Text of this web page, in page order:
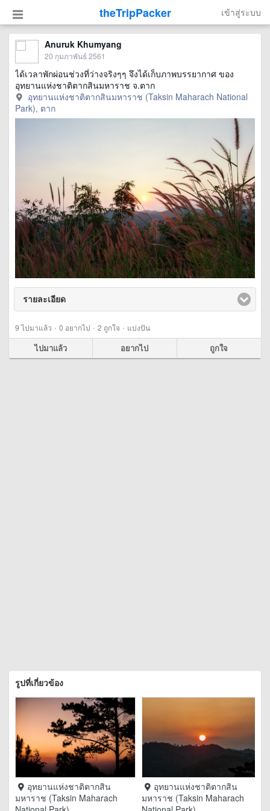
theTripPacker เข้าสู่ระบบ
Anuruk Khumyang
20 กุมภาพันธ์ 2561
ได้เวลาพักผ่อนช่วงที่ว่างจริงๆๆ จึงได้เก็บภาพบรรยากาศ ของ
อุทยานแห่งชาติตากสินมหาราช จ.ตาก
อุทยานแห่งชาติตากสินมหาราช (Taksin Maharach National
Park), ตาก
รายละเอียด
9ไปมาแล้ว · 0 อยากไป · 2 ถูกใจ · แบ่งปัน
ไปมาแล้ว อยากไป ถูกใจ
รูปที่เกี่ยวข้อง
อุทยานแห่งชาติตากสิน
มหาราช (Taksin Maharach
อุทยานแห่งชาติตากสิน
มหาราช (Taksin Maharach